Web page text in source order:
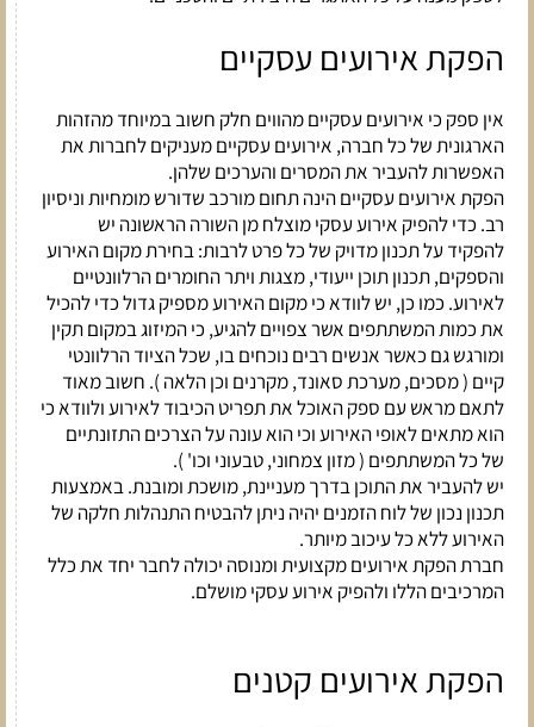
הפקת אירועים עסקיים
אין ספק כי אירועים עסקיים מהווים חלק חשוב במיוחד מהזהות
הארגונית של כל חברה, אירועים עסקיים מעניקים לחברות את
האפשרות להעביר את המסרים והערכים שלהן.
הפקת אירועים עסקיים הינה תחום מורכב שדורש מומחיות וניסיון
רב. כדי להפיק אירוע עסקי מוצלח מן השורה הראשונה יש
להפקיד על תכנון מדויק של כל פרט לרבות: בחירת מקום האירוע
והספקים, תכנון תוכן ייעודי, מצגות ויתר החומרים הרלוונטיים
לאירוע. כמו כן, יש לוודא כי מקום האירוע מספיק גדול כדי להכיל
את כמות המשתתפים אשר צפויים להגיע, כי המיזוג במקום תקין
ומורגש גם כאשר אנשים רבים נוכחים בו, שכל הציוד הרלוונטי
קיים ( מסכים, מערכת סאונד, מקרנים וכן הלאה ). חשוב מאוד
לתאם מראש עם ספק האוכל את תפריט הכיבוד לאירוע ולוודא כי
הוא מתאים לאופי האירוע וכי הוא עונה על הצרכים התזונתיים
של כל המשתתפים ( מזון צמחוני, טבעוני וכו' ).
יש להעביר את התוכן בדרך מעניינת, מושכת ומובנת. באמצעות
תכנון נכון של לוח הזמנים יהיה ניתן להבטיח התנהלות חלקה של
האירוע ללא כל עיכוב מיותר.
חברת הפקת אירועים מקצועית ומנוסה יכולה לחבר יחד את כלל
המרכיבים הללו ולהפיק אירוע עסקי מושלם.
הפקת אירועים קטנים